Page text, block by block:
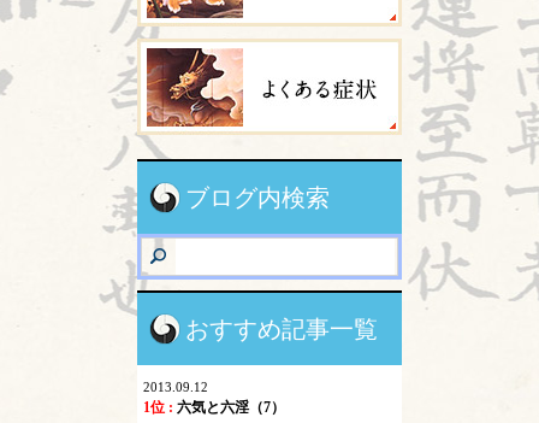
ブログ内検索
おすすめ記事一覧
2013.09.12
1位 : 六気と六淫（7）